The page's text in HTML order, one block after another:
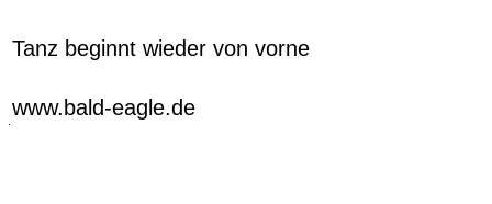
Tanz beginnt wieder von vorne
www.bald-eagle.de